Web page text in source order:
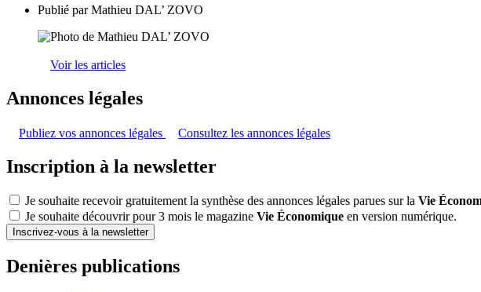
Publié parMathieu DAL’ ZOVO
Voir les articles
Annonces légales
Publiez vos annonces légales Consultez les annonces légales
Inscription à la newsletter
Je souhaite recevoir gratuitement la synthèse des annonces légales parues sur la Vie
Je souhaite découvrir pour 3 mois le magazine Vie Économique en version numérique.
Inscrivez-vous à la newsletter
Denières publications